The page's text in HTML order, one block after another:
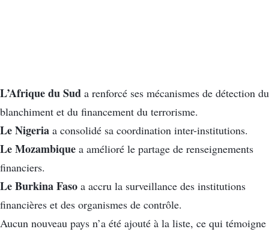
L’Afrique du Sud a renforcé ses mécanismes de détection du
blanchiment et du financement du terrorisme.
Le Nigeria a consolidé sa coordination inter-institutions.
Le Mozambique a amélioré le partage de renseignements
financiers.
Le Burkina Faso a accru la surveillance des institutions
financières et des organismes de contrôle.
Aucun nouveau pays n’a été ajouté à la liste, ce qui témoigne